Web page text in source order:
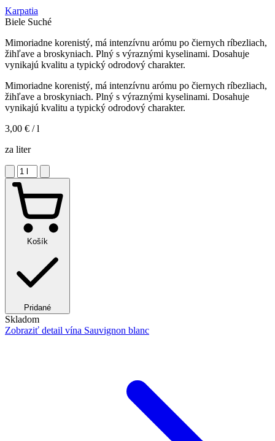
Karpatia
Biele Suché
Mimoriadne korenistý, má intenzívnu arómu po čiernych ríbezliach,
žihľave a broskyniach. Plný s výraznými kyselinami. Dosahuje
vynikajú kvalitu a typický odrodový charakter.
Mimoriadne korenistý, má intenzívnu arómu po čiernych ríbezliach,
žihľave a broskyniach. Plný s výraznými kyselinami. Dosahuje
vynikajú kvalitu a typický odrodový charakter.
3,00 € / l
za liter
Košík
Pridané
Skladom
Zobraziť detail vína Sauvignon blanc